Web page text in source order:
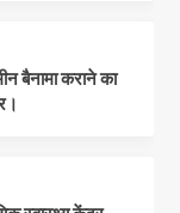
बैनामा कराने का